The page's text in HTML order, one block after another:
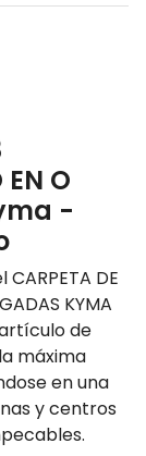
EN O
-
DE
KYMA
artículo de
máxima
en una
y centros